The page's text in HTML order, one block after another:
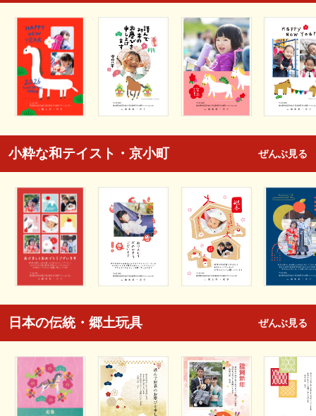
小粋な和テイスト・京小町 ぜんぶ見る
日本の伝統・郷土玩具 ぜんぶ見る